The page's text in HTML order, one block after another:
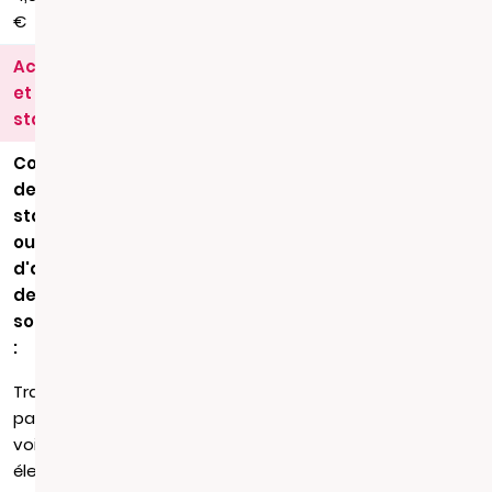
€
Actes
et
statuts
Copie
de
statuts
ou
d'acte
de
société
:
Transmission
par
voie
électronique